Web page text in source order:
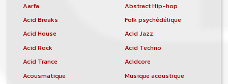
Aarfa
Abstract Hip-hop
Acid Breaks
Folk psychédélique
Acid House
Acid Jazz
Acid Rock
Acid Techno
Acid Trance
Acidcore
Acousmatique
Musique acoustique